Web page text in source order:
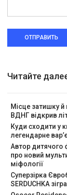
ОТПРАВИТЬ
Читайте
Місце затишку й
ВДНГ відкрив
Куди сходити у
легендарне
Автор дитячого
про новий
міфології
Суперзірка
SERDUCHKA